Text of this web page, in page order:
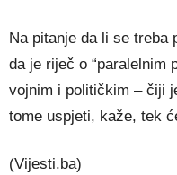
Na pitanje da li se treba
da je riječ o “paralelnim
vojnim i političkim – čiji
tome uspjeti, kaže, tek
(Vijesti.ba)